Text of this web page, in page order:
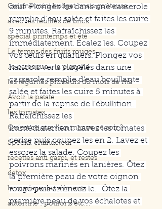
Cuisine mini budget, mais goûteuse
avec les feuilles de brick
spécial printemps et été
Le temps des fruits rouges
.le barbecue... la plancha
les légumes primeurs du mois de ma
Avoir la patate
les tomates
Qu’est ce que l’on mange ce soir ?
Spécial chandeleur
recettes anti gaspi, et restes
detox
le mariage des aliments
automne : potirons etc....
œuf. Plongez les dans une casserole
remplie d’eau salée et faites les cuire
9 minutes. Rafraîchissez les
immédiatement. Écalez les. Coupez
vos œufs en quartiers. Plongez vos
haricots verts surgelés dans une
casserole remplie d’eau bouillante
salée et faites les cuire 5 minutes à
partir de la reprise de l’ébullition.
Rafraîchissez les
immédiatement. Lavez les tomates
cerise puis coupez les en 2. Lavez et
essorez la salade. Coupez les
poivrons marinés en lanières. Ôtez
la première peau de votre oignon
rouge puis émincez le.
Ôtez la
première peau de vos échalotes et